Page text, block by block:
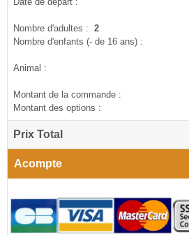
Nombre d'adultes : 2
Nombre d'enfants (- de 16 ans) :
Animal :
Montant de la commande :
Montant des options :
Prix Total
Acompte